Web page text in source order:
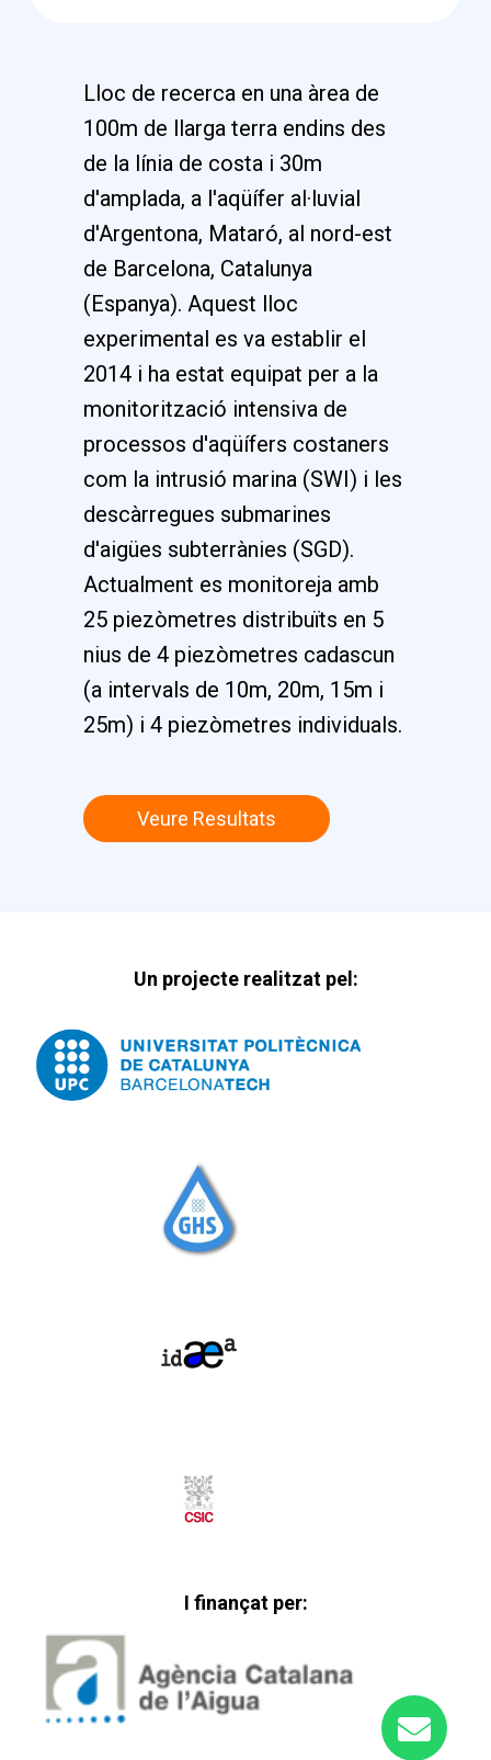
Lloc de recerca en una àrea de
100m de llarga terra endins des
de la línia de costa i 30m
d'amplada, a l'aqüífer al·luvial
d'Argentona, Mataró, al nord-est
de Barcelona, Catalunya
(Espanya). Aquest lloc
experimental es va establir el
2014 i ha estat equipat per a la
monitorització intensiva de
processos d'aqüífers costaners
com la intrusió marina (SWI) i les
descàrregues submarines
d'aigües subterrànies (SGD).
Actualment es monitoreja amb
25 piezòmetres distribuïts en 5
nius de 4 piezòmetres cadascun
(a intervals de 10m, 20m, 15m i
25m) i 4 piezòmetres individuals.
Veure Resultats
Un projecte realitzat pel:
I finançat per: